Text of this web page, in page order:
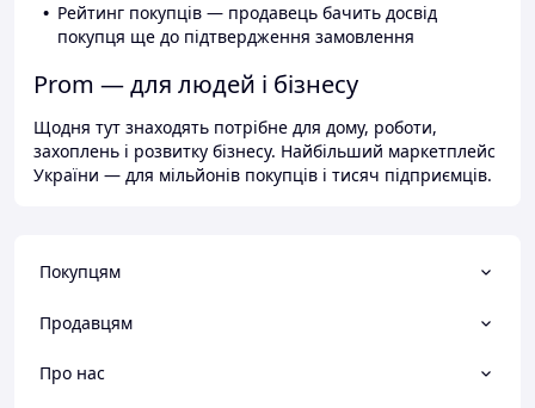
Рейтинг покупців — продавець бачить досвід
покупця ще до підтвердження замовлення
Prom — для людей і бізнесу
Щодня тут знаходять потрібне для дому, роботи,
захоплень і розвитку бізнесу. Найбільший маркетплейс
України — для мільйонів покупців і тисяч підприємців.
Покупцям
Продавцям
Про нас